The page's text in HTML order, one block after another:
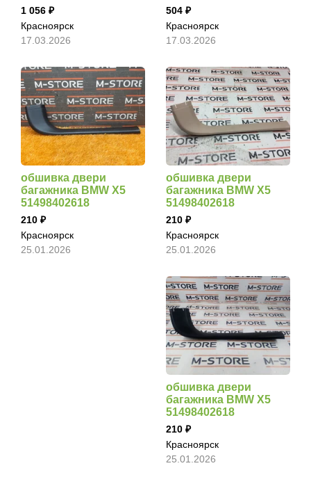
1 056
Красноярск
17.03.2026
504
Красноярск
17.03.2026
обшивка двери
багажника BMW X5
51498402618
210
Красноярск
25.01.2026
обшивка двери
багажника BMW X5
51498402618
210
Красноярск
25.01.2026
обшивка двери
багажника BMW X5
51498402618
210
Красноярск
25.01.2026